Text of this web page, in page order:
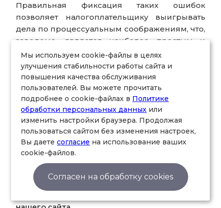
Правильная фиксация таких ошибок
позволяет налогоплательщику выигрывать
дела по процессуальным соображениям, что,
заведомо, является наиболее простым и
эффективным путем.
Если Вы только планируете использовать
роялти в своем бизнесе или хотите свести к
минимуму риски оспаривания в суде
налоговыми органами уже осуществленных
расходов по лицензионным соглашениям –
мы готовы предложить свои услугиибудем
рады видеть Вас среди наших клиентов. За
более подробной информацией Вы может в
любой момент обратиться к нашим
специалистам. Также можете отправить
Мы используем cookie-файлы в целях
улучшения стабильности работы сайта и
повышения качества обслуживания
пользователей. Вы можете прочитать
подробнее о cookie-файлах в Политике
обработки персональных данных или
изменить настройки браузера. Продолжая
пользоваться сайтом без изменения настроек,
Вы даетесогласие на использование ваших
cookie-файлов.
Согласен на обработку cookies